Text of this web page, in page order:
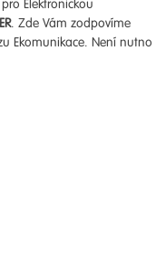
Elektronickou
. Zde Vám zodpovíme
Ekomunikace. Není nutno